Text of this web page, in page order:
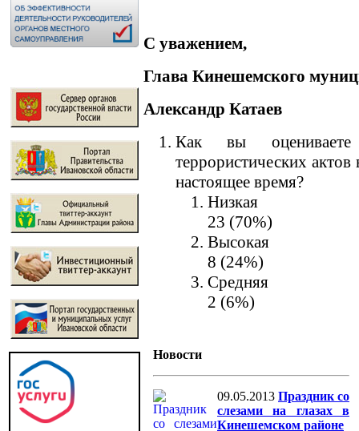
С уважением,
Глава Кинешемского
Александр Катаев
Как вы оцениваете
террористических
настоящее время?
Низкая
23 (70%)
Высокая
8 (24%)
Средняя
2 (6%)
Новости
09.05.2013 Праздник со
слезами на глазах в
Кинешемском районе